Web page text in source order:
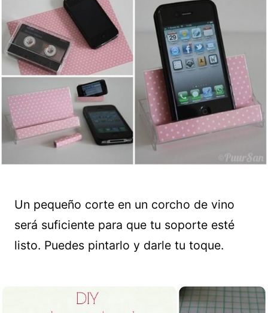
Un pequeño corte en un corcho de vino
será suficiente para que tu soporte esté
listo. Puedes pintarlo y darle tu toque.